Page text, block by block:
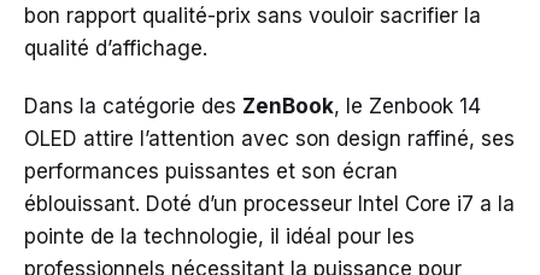
bon rapport qualité-prix sans vouloir sacrifier la
qualité d’affichage.
Dans la catégorie des ZenBook, le Zenbook 14
OLED attire l’attention avec son design raffiné, ses
performances puissantes et son écran
éblouissant. Doté d’un processeur Intel Core i7 a la
pointe de la technologie, il idéal pour les
professionnels nécessitant la puissance pour